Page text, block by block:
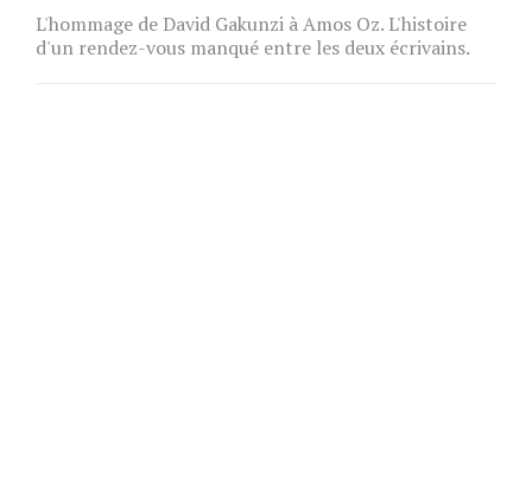
L'hommage de David Gakunzi à Amos Oz. L'histoire
d'un rendez-vous manqué entre les deux écrivains.